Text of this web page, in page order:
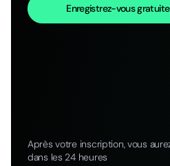
Enregistrez-vous
Après votre inscription, vous
dans les 24 heures